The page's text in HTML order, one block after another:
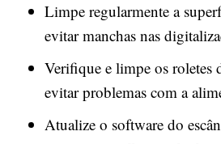
Limpe regularmente a
evitar manchas nas
Verifique e limpe os roletes
evitar problemas com a
Atualize o software do